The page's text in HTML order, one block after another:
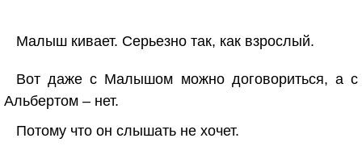
Малыш кивает. Серьезно так, как взрослый.
Вот даже с Малышом можно договориться, а с
Альбертом – нет.
Потому что он слышать не хочет.